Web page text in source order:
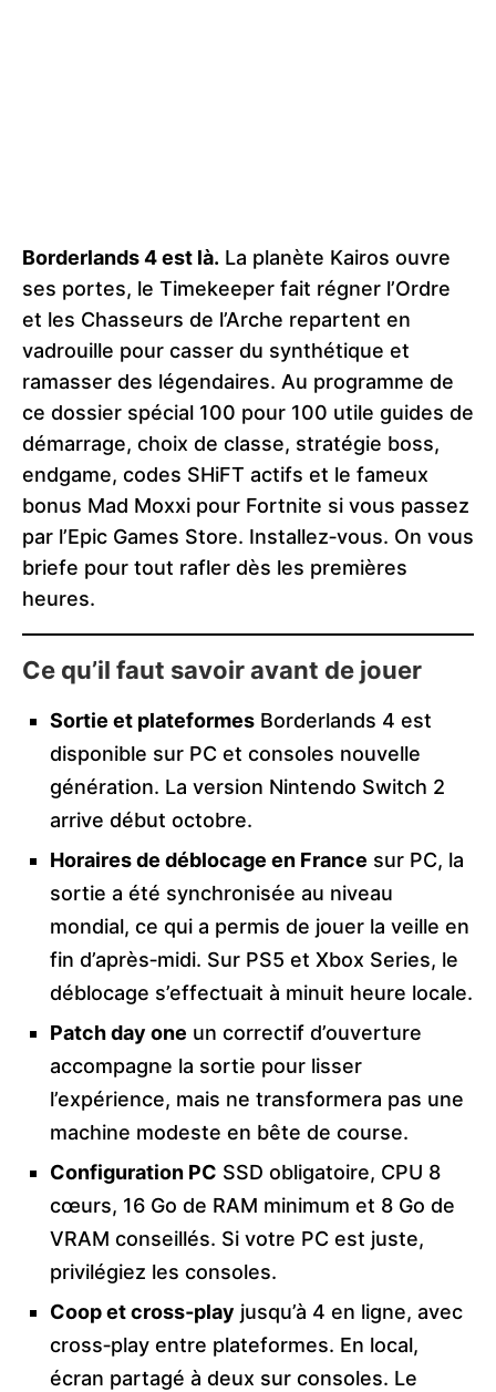
Borderlands 4 est là. La planète Kairos ouvre
ses portes, le Timekeeper fait régner l’Ordre
et les Chasseurs de l’Arche repartent en
vadrouille pour casser du synthétique et
ramasser des légendaires. Au programme de
ce dossier spécial 100 pour 100 utile guides de
démarrage, choix de classe, stratégie boss,
endgame, codes SHiFT actifs et le fameux
bonus Mad Moxxi pour Fortnite si vous passez
par l’Epic Games Store. Installez‑vous. On vous
briefe pour tout rafler dès les premières
heures.
Ce qu’il faut savoir avant de jouer
Sortie et plateformes Borderlands 4 est
disponible sur PC et consoles nouvelle
génération. La version Nintendo Switch 2
arrive début octobre.
Horaires de déblocage en France sur PC, la
sortie a été synchronisée au niveau
mondial, ce qui a permis de jouer la veille en
fin d’après‑midi. Sur PS5 et Xbox Series, le
déblocage s’effectuait à minuit heure locale.
Patch day one un correctif d’ouverture
accompagne la sortie pour lisser
l’expérience, mais ne transformera pas une
machine modeste en bête de course.
Configuration PC SSD obligatoire, CPU 8
cœurs, 16 Go de RAM minimum et 8 Go de
VRAM conseillés. Si votre PC est juste,
privilégiez les consoles.
Coop et cross‑play jusqu’à 4 en ligne, avec
cross‑play entre plateformes. En local,
écran partagé à deux sur consoles. Le